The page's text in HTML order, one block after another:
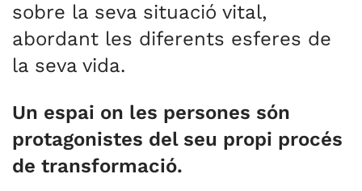
sobre la seva situació vital,
abordant les diferents esferes de
la seva vida.
Un espai on les persones són
protagonistes del seu propi procés
de transformació.